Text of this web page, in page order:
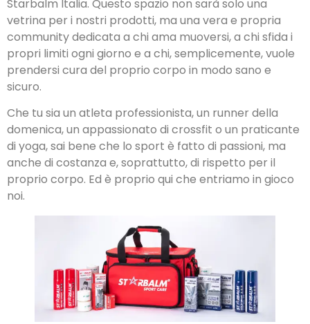
Starbalm Italia. Questo spazio non sarà solo una
vetrina per i nostri prodotti, ma una vera e propria
community dedicata a chi ama muoversi, a chi sfida i
propri limiti ogni giorno e a chi, semplicemente, vuole
prendersi cura del proprio corpo in modo sano e
sicuro.
Che tu sia un atleta professionista, un runner della
domenica, un appassionato di crossfit o un praticante
di yoga, sai bene che lo sport è fatto di passioni, ma
anche di costanza e, soprattutto, di rispetto per il
proprio corpo. Ed è proprio qui che entriamo in gioco
noi.